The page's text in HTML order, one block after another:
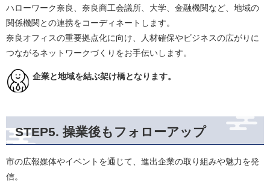
ハローワーク奈良、奈良商工会議所、大学、金融機関など、地域の
関係機関との連携をコーディネートします。
奈良オフィスの重要拠点化に向け、人材確保やビジネスの広がりに
つながるネットワークづくりをお手伝いします。
​​ 企業と地域を結ぶ架け橋となります。
​STEP5. 操業後もフォローアップ
市の広報媒体やイベントを通じて、進出企業の取り組みや魅力を発
信。